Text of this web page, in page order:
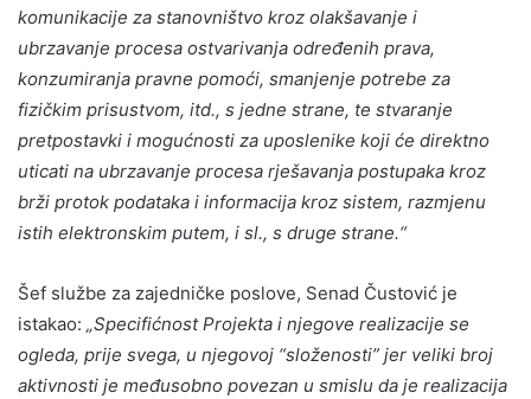
komunikacije za stanovništvo kroz olakšavanje i
ubrzavanje procesa ostvarivanja određenih prava,
konzumiranja pravne pomoći, smanjenje potrebe za
fizičkim prisustvom, itd., s jedne strane, te stvaranje
pretpostavki i mogućnosti za uposlenike koji će direktno
uticati na ubrzavanje procesa rješavanja postupaka kroz
brži protok podataka i informacija kroz sistem, razmjenu
istih elektronskim putem, i sl., s druge strane.“
Šef službe za zajedničke poslove, Senad Čustović je
istakao: „Specifićnost Projekta i njegove realizacije se
ogleda, prije svega, u njegovoj “složenosti” jer veliki broj
aktivnosti je međusobno povezan u smislu da je realizacija